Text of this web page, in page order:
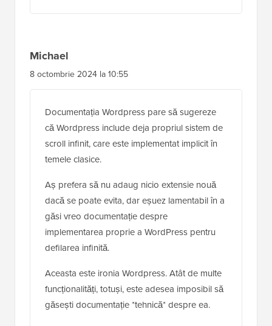
Michael
8 octombrie 2024 la 10:55
Documentația Wordpress pare să sugereze
că Wordpress include deja propriul sistem de
scroll infinit, care este implementat implicit în
temele clasice.
Aș prefera să nu adaug nicio extensie nouă
dacă se poate evita, dar eșuez lamentabil în a
găsi vreo documentație despre
implementarea proprie a WordPress pentru
defilarea infinită.
Aceasta este ironia Wordpress. Atât de multe
funcționalități, totuși, este adesea imposibil să
găsești documentație *tehnică* despre ea.